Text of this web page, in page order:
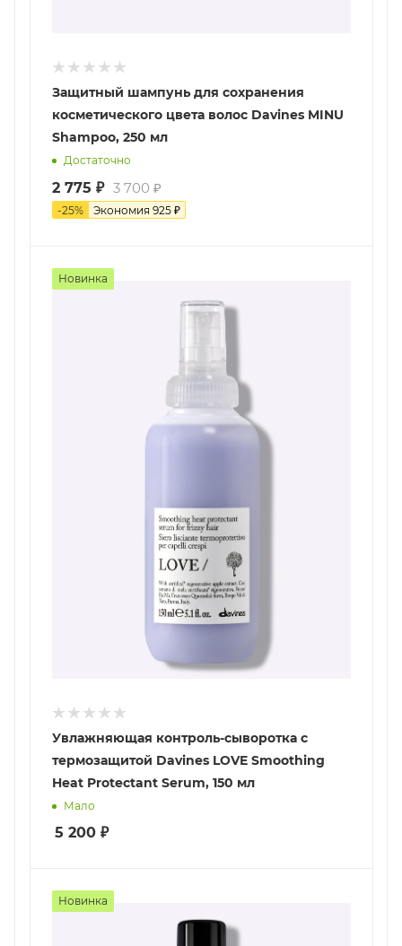
Защитный шампунь для сохранения
косметического цвета волос Davines MINU
Shampoo, 250 мл
Достаточно
2 775 ₽ 3 700 ₽
-25% Экономия 925 ₽
Новинка
Увлажняющая контроль-сыворотка с
термозащитой Davines LOVE Smoothing
Heat Protectant Serum, 150 мл
Мало
5 200 ₽
Новинка